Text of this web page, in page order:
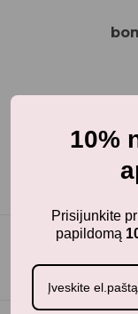
10%
Prisijunkite
papildomą